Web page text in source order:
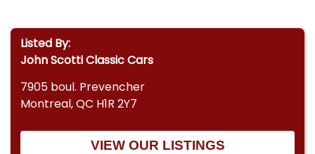
Listed By:
John Scotti Classic Cars
7905 boul. Prevencher
Montreal, QC H1R 2Y7
VIEW OUR LISTINGS